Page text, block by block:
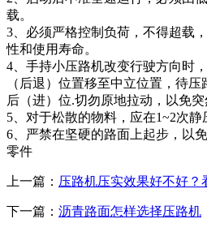
载。
3、必须严格控制负荷，不得超载
性和使用寿命。
4、手持小压路机改变行驶方向时
（后退）位置移至中立位置，待
后（进）位.切勿原地拉动，以免突
5、对于松散的物料，应在1~2次静
6、严禁在坚硬的路面上起步，以
零件
上一篇： 压路机压实效果好不好？
下一篇： 沥青路面怎样选择压路机